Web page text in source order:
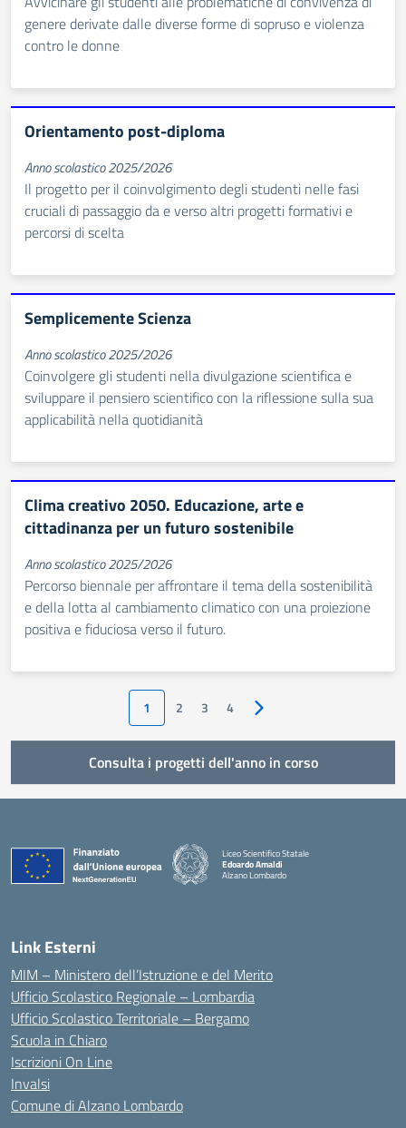
genere derivate dalle diverse forme di sopruso e violenza
contro le donne
Orientamento post-diploma
Anno scolastico 2025/2026
Il progetto per il coinvolgimento degli studenti nelle fasi
cruciali di passaggio da e verso altri progetti formativi e
percorsi di scelta
Semplicemente Scienza
Anno scolastico 2025/2026
Coinvolgere gli studenti nella divulgazione scientifica e
sviluppare il pensiero scientifico con la riflessione sulla sua
applicabilità nella quotidianità
Clima creativo 2050. Educazione, arte e
cittadinanza per un futuro sostenibile
Anno scolastico 2025/2026
Percorso biennale per affrontare il tema della sostenibilità
e della lotta al cambiamento climatico con una proiezione
positiva e fiduciosa verso il futuro.
1 2 3 4 Pagina successiva
Consulta i progetti dell'anno in corso
Liceo Scientifico Statale
Edoardo Amaldi
Alzano Lombardo
Link Esterni
MIM – Ministero dell’Istruzione e del Merito
Ufficio Scolastico Regionale – Lombardia
Ufficio Scolastico Territoriale – Bergamo
Scuola in Chiaro
Iscrizioni On Line
Invalsi
Comune di Alzano Lombardo